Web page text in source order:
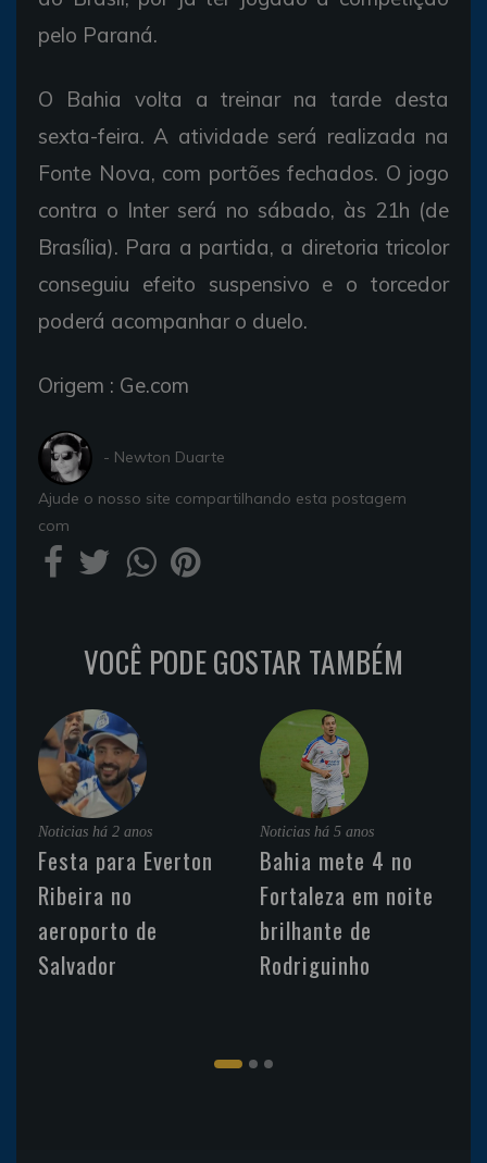
pelo Paraná.
O Bahia volta a treinar na tarde desta
sexta-feira. A atividade será realizada na
Fonte Nova, com portões fechados. O jogo
contra o Inter será no sábado, às 21h (de
Brasília). Para a partida, a diretoria tricolor
conseguiu efeito suspensivo e o torcedor
poderá acompanhar o duelo.
Origem : Ge.com
- Newton Duarte
Ajude o nosso site compartilhando esta postagem
com
VOCÊ PODE GOSTAR TAMBÉM
Noticias há 2 anos
Festa para Everton
Ribeira no
aeroporto de
Salvador
Noticias há 5 anos
Bahia mete 4 no
Fortaleza em noite
brilhante de
Rodriguinho